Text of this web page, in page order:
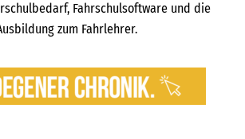
Fahrschulsoftware und die
zum Fahrlehrer.